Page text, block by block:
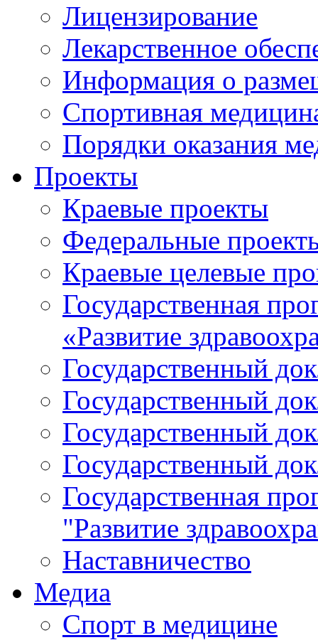
Лицензирование
Лекарственное
Информация о
Спортивная
Порядки оказания
Проекты
Краевые проекты
Федеральные
Краевые целевые
Государственная
«Развитие
Государственный
Государственный
Государственный
Государственный
Государственная
"Развитие
Наставничество
Медиа
Спорт в медицине